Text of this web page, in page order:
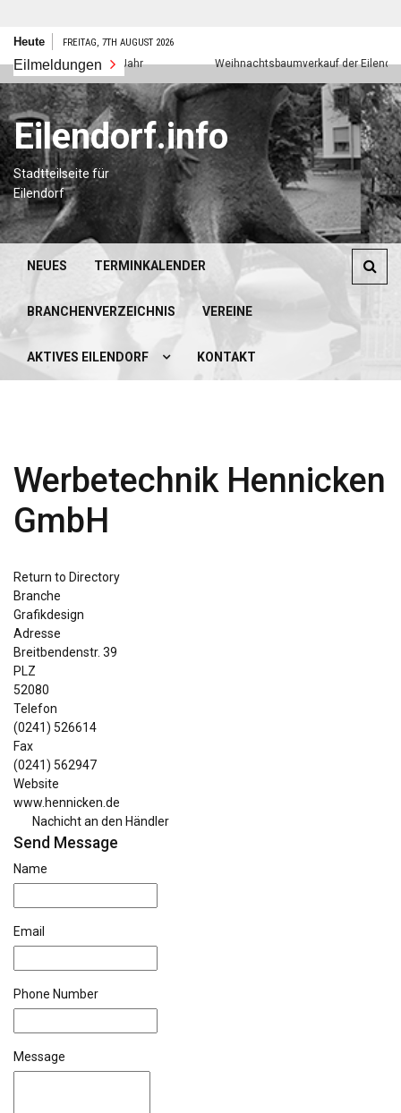
Zum
springen
Heute FREITAG, 7TH AUGUST 2026
Eilmeldungen
Frohes neues Jahr Weihnachtsbaumverkauf der Eilendorfer
Eilendorf.info
Stadtteilseite für
Eilendorf
NEUES TERMINKALENDER
BRANCHENVERZEICHNIS VEREINE
AKTIVES EILENDORF KONTAKT
Werbetechnik Hennicken
GmbH
Return to Directory
Branche
Grafikdesign
Adresse
Breitbendenstr. 39
PLZ
52080
Telefon
(0241) 526614
Fax
(0241) 562947
Website
www.hennicken.de
Nachicht an den Händler
Send Message
Name
Email
Phone Number
Message